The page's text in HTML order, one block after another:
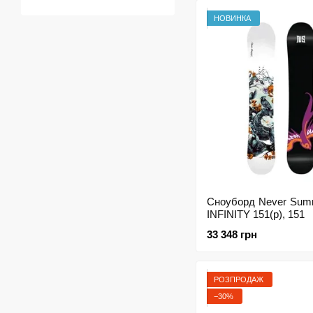
НОВИНКА
Сноуборд Never
INFINITY 151(р), 151
33 348 грн
РОЗПРОДАЖ
−30%